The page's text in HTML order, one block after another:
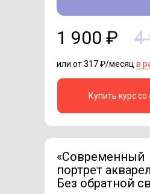
или от 317 ₽/месяц в
4
1 900 ₽
Купить курс со
«Современный
портрет
Без обратной